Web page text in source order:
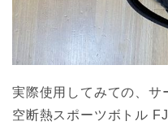
実際使用してみての、
空断熱スポーツボトル